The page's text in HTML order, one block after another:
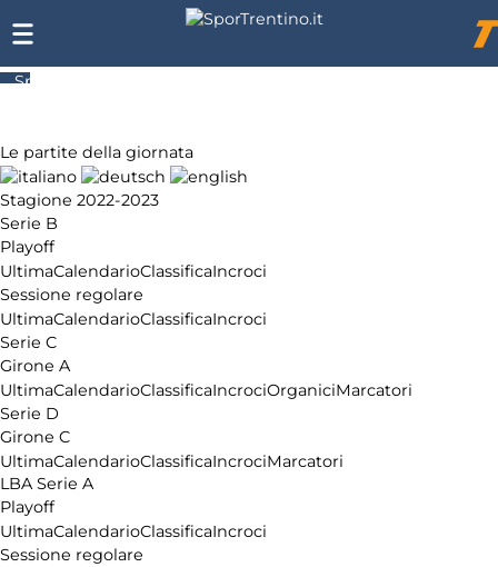
Le partite della giornata
Stagione 2022-2023
Serie B
Playoff
UltimaCalendarioClassificaIncroci
Sessione regolare
UltimaCalendarioClassificaIncroci
Serie C
Girone A
UltimaCalendarioClassificaIncrociOrganiciMarcatori
Serie D
Girone C
UltimaCalendarioClassificaIncrociMarcatori
LBA Serie A
Playoff
UltimaCalendarioClassificaIncroci
Sessione regolare
SporTrentino.it
Affiliazione
Pubblicità